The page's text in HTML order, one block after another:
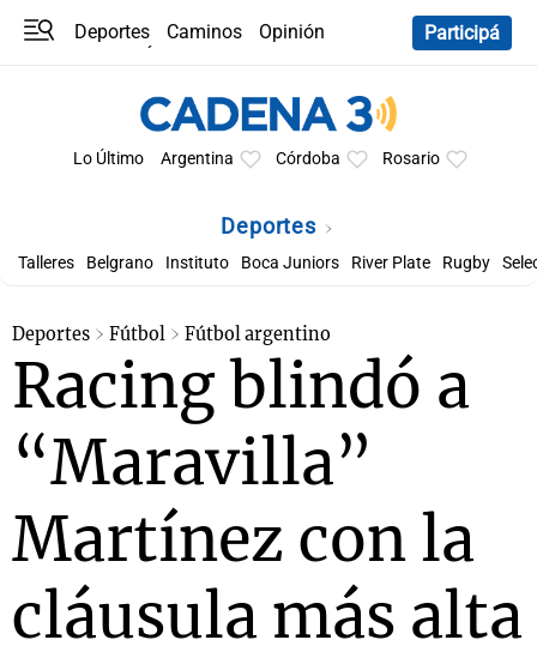
Deportes Caminos
Opinión
Participá
Lo Último Argentina Córdoba Rosario
Deportes
Talleres Belgrano Instituto Boca Juniors River Plate Rugby
Deportes Fútbol Fútbol argentino
Racing blindó a
“Maravilla”
Martínez con la
cláusula más alta